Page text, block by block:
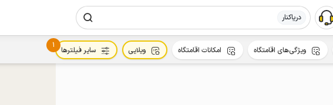
دریاکنار
ویژگی‌های اقامتگاه امکانات اقامتگاه ویلایی
1
سایر فیلترها